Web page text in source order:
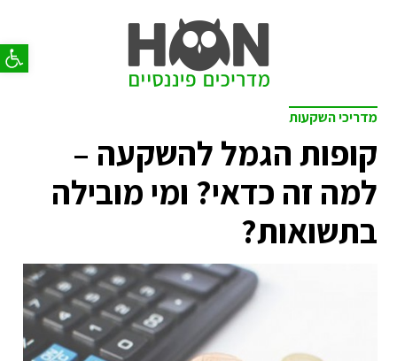
פתח
מדריכי השקעות
קופות הגמל להשקעה –
למה זה כדאי? ומי מובילה
בתשואות?